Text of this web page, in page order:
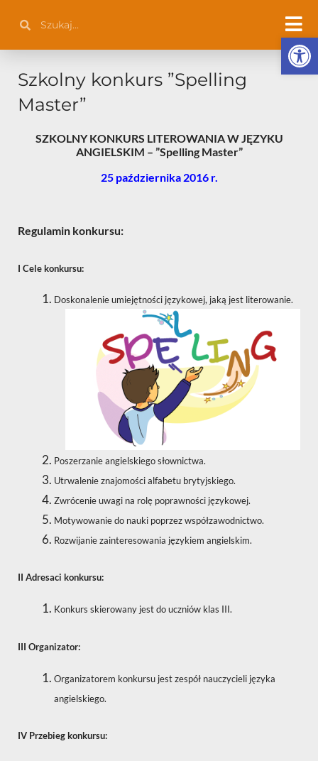
treści
Szkolny konkurs ”Spelling
Master”
SZKOLNY KONKURS LITEROWANIA W JĘZYKU
ANGIELSKIM – ”Spelling Master”
25 października 2016 r.
Regulamin konkursu:
I Cele konkursu:
Doskonalenie umiejętności językowej, jaką jest literowanie.
Poszerzanie angielskiego słownictwa.
Utrwalenie znajomości alfabetu brytyjskiego.
Zwrócenie uwagi na rolę poprawności językowej.
Motywowanie do nauki poprzez współzawodnictwo.
Rozwijanie zainteresowania językiem angielskim.
II Adresaci konkursu:
Konkurs skierowany jest do uczniów klas III.
III Organizator:
Organizatorem konkursu jest zespół nauczycieli języka
angielskiego.
IV Przebieg konkursu: